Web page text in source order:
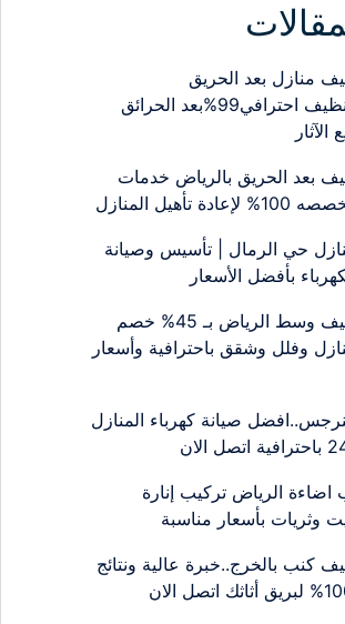
منازل بعد الحريق
بالرياض..تنظيف احترافي99%بعد الحرائق
بعد الحريق بالرياض خدمات
تأهيل المنازل
حي الرمال | تأسيس وصيانة
بأفضل الأسعار
شركة تنظيف وسط الرياض بـ 45% خصم
وفلل وشقق باحترافية وأسعار
صيانة كهرباء المنازل
اضاءة الرياض تركيب إنارة
وثريات بأسعار مناسبة
كنب بالخرج..خبرة عالية ونتائج